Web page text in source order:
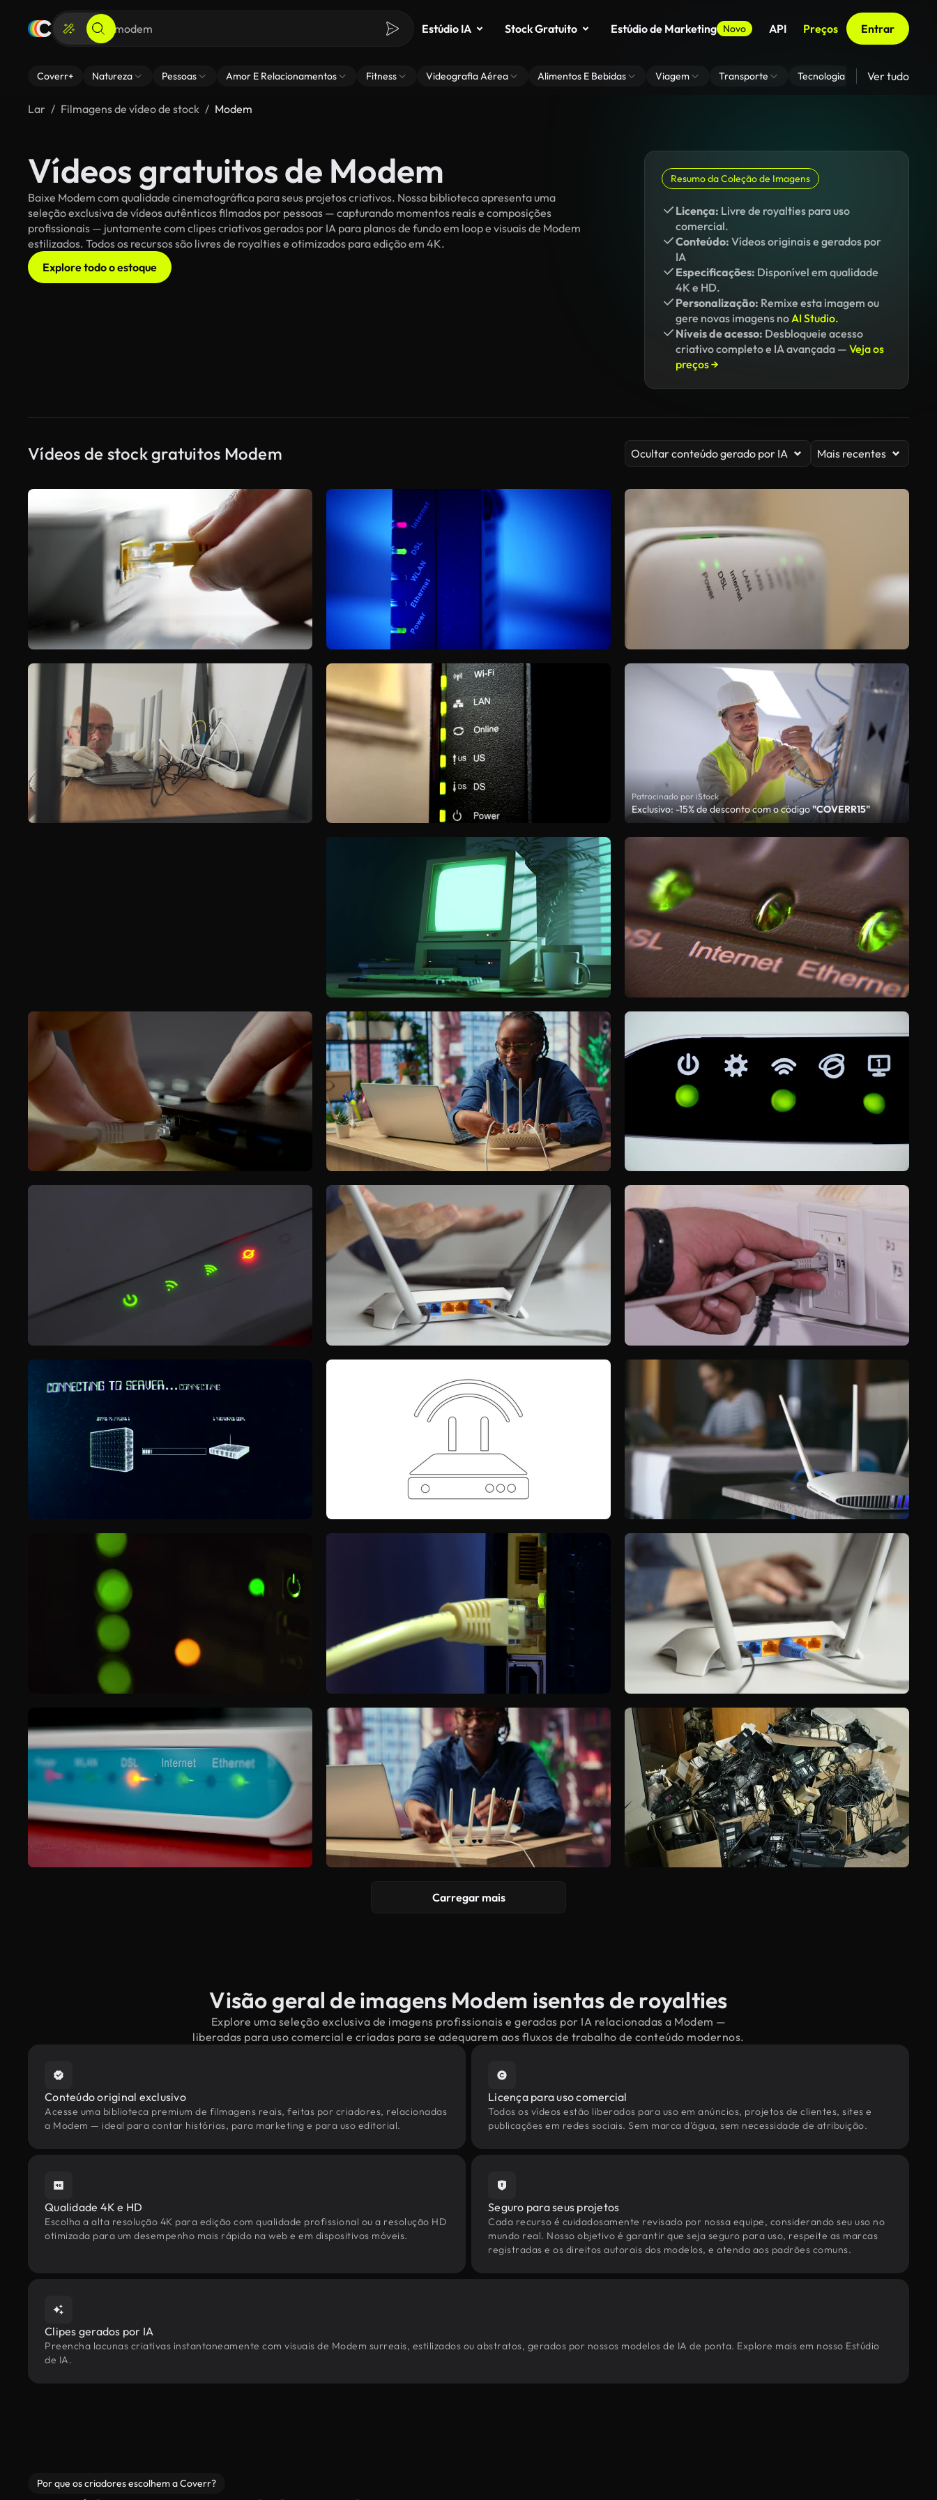
Estúdio IA Stock Gratuito Estúdio de Marketing Novo API Preços Entrar
Coverr+ Natureza Pessoas Amor E Relacionamentos Fitness Videografia Aérea Alimentos E Bebidas Viagem Transporte Tecnologia Zoom De
Ver tudo
Lar Filmagens de vídeo de stock Modem
Vídeos gratuitos de Modem
Baixe Modem com qualidade cinematográfica para seus projetos criativos. Nossa biblioteca apresenta uma
seleção exclusiva de vídeos autênticos filmados por pessoas — capturando momentos reais e composições
profissionais — juntamente com clipes criativos gerados por IA para planos de fundo em loop e visuais de Modem
estilizados. Todos os recursos são livres de royalties e otimizados para edição em 4K.
Explore todo o estoque
Resumo da Coleção de Imagens
Licença: Livre de royalties para uso
comercial.
Conteúdo: Vídeos originais e gerados por
IA
Especificações: Disponível em qualidade
4K e HD.
Personalização: Remixe esta imagem ou
gere novas imagens noAI Studio.
Níveis de acesso: Desbloqueie acesso
criativo completo e IA avançada — Veja os
preços →
Vídeos de stock gratuitos Modem Ocultar conteúdo gerado por IA Mais recentes
Patrocinado por iStock
Exclusivo: -15% de desconto com o código"COVERR15"
Carregar mais
Visão geral de imagens Modem isentas de royalties
Explore uma seleção exclusiva de imagens profissionais e geradas por IA relacionadas a Modem —
liberadas para uso comercial e criadas para se adequarem aos fluxos de trabalho de conteúdo modernos.
Conteúdo original exclusivo
Acesse uma biblioteca premium de filmagens reais, feitas por criadores, relacionadas
a Modem — ideal para contar histórias, para marketing e para uso editorial.
Licença para uso comercial
Todos os vídeos estão liberados para uso em anúncios, projetos de clientes, sites e
publicações em redes sociais. Sem marca d'água, sem necessidade de atribuição.
Qualidade 4K e HD
Escolha a alta resolução 4K para edição com qualidade profissional ou a resolução HD
otimizada para um desempenho mais rápido na web e em dispositivos móveis.
Seguro para seus projetos
Cada recurso é cuidadosamente revisado por nossa equipe, considerando seu uso no
mundo real. Nosso objetivo é garantir que seja seguro para uso, respeite as marcas
registradas e os direitos autorais dos modelos, e atenda aos padrões comuns.
Clipes gerados por IA
Preencha lacunas criativas instantaneamente com visuais de Modem surreais, estilizados ou abstratos, gerados por nossos modelos de IA de ponta. Explore mais em nosso Estúdio
de IA.
Por que os criadores escolhem a Coverr?